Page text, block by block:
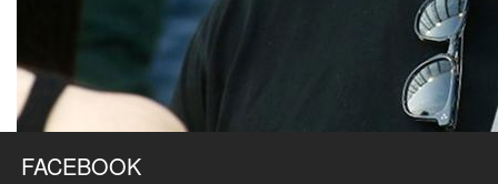
FACEBOOK